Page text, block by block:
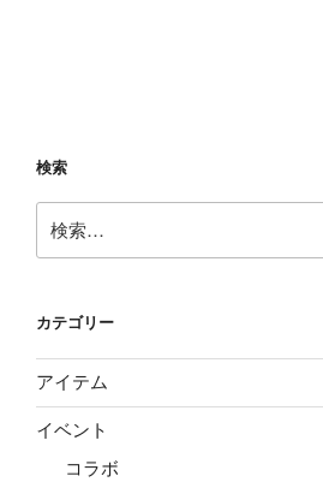
検索
索:
カテゴリー
アイテム
イベント
コラボ